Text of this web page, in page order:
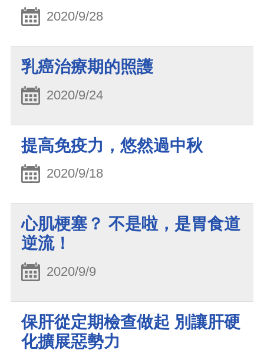
2020/9/28
乳癌治療期的照護
2020/9/24
提高免疫力，悠然過中秋
2020/9/18
心肌梗塞？ 不是啦，是胃食道
逆流！
2020/9/9
保肝從定期檢查做起 別讓肝硬
化擴展惡勢力